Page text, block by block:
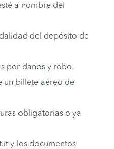
a nombre del
del depósito de
por daños y robo.
un billete aéreo de
obligatorias o ya
y los documentos